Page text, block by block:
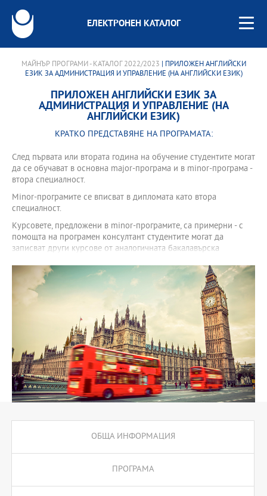
ЕЛЕКТРОНЕН КАТАЛОГ
МАЙНЪР ПРОГРАМИ - КАТАЛОГ 2022/2023 | ПРИЛОЖEН АНГЛИЙСКИ
ЕЗИК ЗА АДМИНИСТРАЦИЯ И УПРАВЛЕНИЕ (НА АНГЛИЙСКИ ЕЗИК)
ПРИЛОЖEН АНГЛИЙСКИ ЕЗИК ЗА
АДМИНИСТРАЦИЯ И УПРАВЛЕНИЕ (НА
АНГЛИЙСКИ ЕЗИК)
КРАТКО ПРЕДСТАВЯНЕ НА ПРОГРАМАТА:
След първата или втората година на обучение студентите могат
да се обучават в основна major-програма и в minor-програма -
втора специалност.
Minor-програмите се вписват в дипломата като втора
специалност.
Курсовете, предложени в minor-програмите, са примерни - с
помощта на програмен консултант студентите могат да
записват други курсове от аналогичната бакалавърска
ОБЩА ИНФОРМАЦИЯ
ПРОГРАМА